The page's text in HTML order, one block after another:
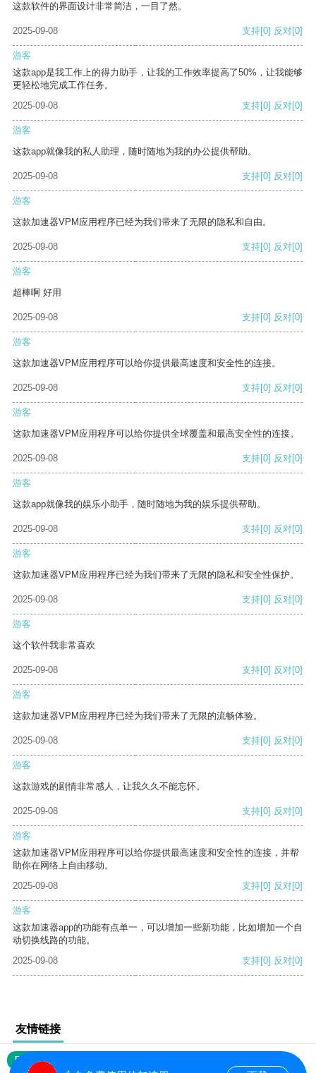
这款软件的界面设计非常简洁，一目了然。
2025-09-08 支持[0] 反对[0]
游客
这款app是我工作上的得力助手，让我的工作效率提高了50%，让我能够
更轻松地完成工作任务。
2025-09-08
支持[0] 反对[0]
游客
这款app就像我的私人助理，随时随地为我的办公提供帮助。
2025-09-08 支持[0] 反对[0]
游客
这款加速器VPM应用程序已经为我们带来了无限的隐私和自由。
2025-09-08 支持[0] 反对[0]
游客
超棒啊 好用
2025-09-08 支持[0] 反对[0]
游客
这款加速器VPM应用程序可以给你提供最高速度和安全性的连接。
2025-09-08 支持[0] 反对[0]
游客
这款加速器VPM应用程序可以给你提供全球覆盖和最高安全性的连接。
2025-09-08 支持[0] 反对[0]
游客
这款app就像我的娱乐小助手，随时随地为我的娱乐提供帮助。
2025-09-08 支持[0] 反对[0]
游客
这款加速器VPM应用程序已经为我们带来了无限的隐私和安全性保护。
2025-09-08 支持[0] 反对[0]
游客
这个软件我非常喜欢
2025-09-08 支持[0] 反对[0]
游客
这款加速器VPM应用程序已经为我们带来了无限的流畅体验。
2025-09-08 支持[0] 反对[0]
游客
这款游戏的剧情非常感人，让我久久不能忘怀。
2025-09-08 支持[0] 反对[0]
游客
这款加速器VPM应用程序可以给你提供最高速度和安全性的连接，并帮
助你在网络上自由移动。
2025-09-08
支持[0] 反对[0]
游客
这款加速器app的功能有点单一，可以增加一些新功能，比如增加一个自
动切换线路的功能。
2025-09-08
支持[0] 反对[0]
友情链接
网站地图